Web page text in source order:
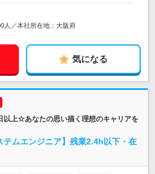
人／本社所在地：大阪府
気になる
以上☆あなたの思い描く理想のキャリアを
テムエンジニア】残業2.4h以下・在